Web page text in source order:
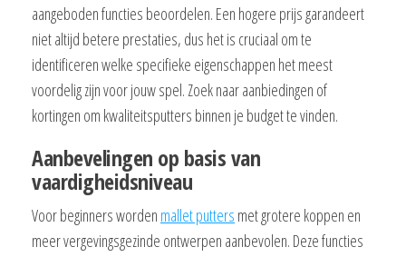
aangeboden functies beoordelen. Een hogere prijs garandeert
niet altijd betere prestaties, dus het is cruciaal om te
identificeren welke specifieke eigenschappen het meest
voordelig zijn voor jouw spel. Zoek naar aanbiedingen of
kortingen om kwaliteitsputters binnen je budget te vinden.
Aanbevelingen op basis van
vaardigheidsniveau
Voor beginners worden mallet putters met grotere koppen en
meer vergevingsgezinde ontwerpen aanbevolen. Deze functies